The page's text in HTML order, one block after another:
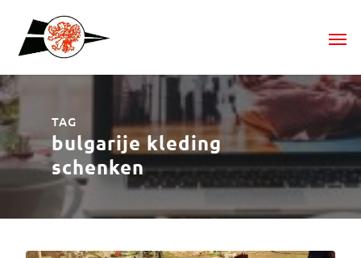
TAG
bulgarije kleding
schenken